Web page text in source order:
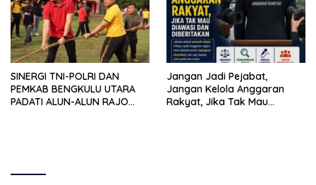
SINERGI TNI-POLRI DAN
PEMKAB BENGKULU UTARA
PADATI ALUN-ALUN RAJO
Jangan Jadi Pejabat,
Jangan Kelola Anggaran
Rakyat, Jika Tak Mau